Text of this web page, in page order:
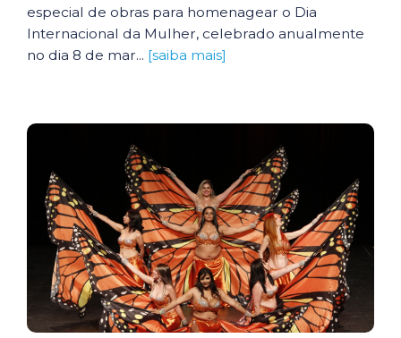
especial de obras para homenagear o Dia
Internacional da Mulher, celebrado anualmente
no dia 8 de mar... [saiba mais]